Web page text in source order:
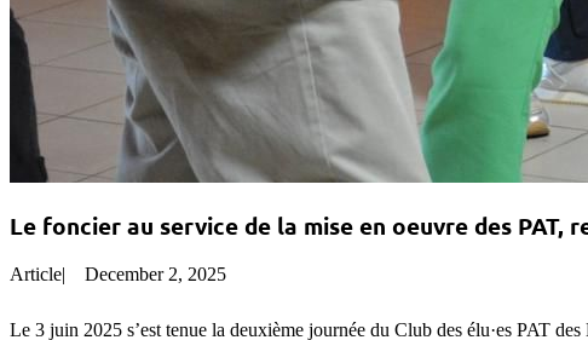
Le foncier au service de la mise en oeuvre des PAT,
Article| December 2, 2025
Le 3 juin 2025 s’est tenue la deuxième journée du Club des élu·es PAT